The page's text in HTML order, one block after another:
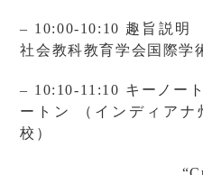
– 10:00-10:10 趣旨説明
社会教科教育学会国際学
– 10:10-11:10 キーノー
ートン （インディアナ
校）